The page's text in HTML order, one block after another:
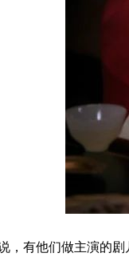
有他们做主演的剧